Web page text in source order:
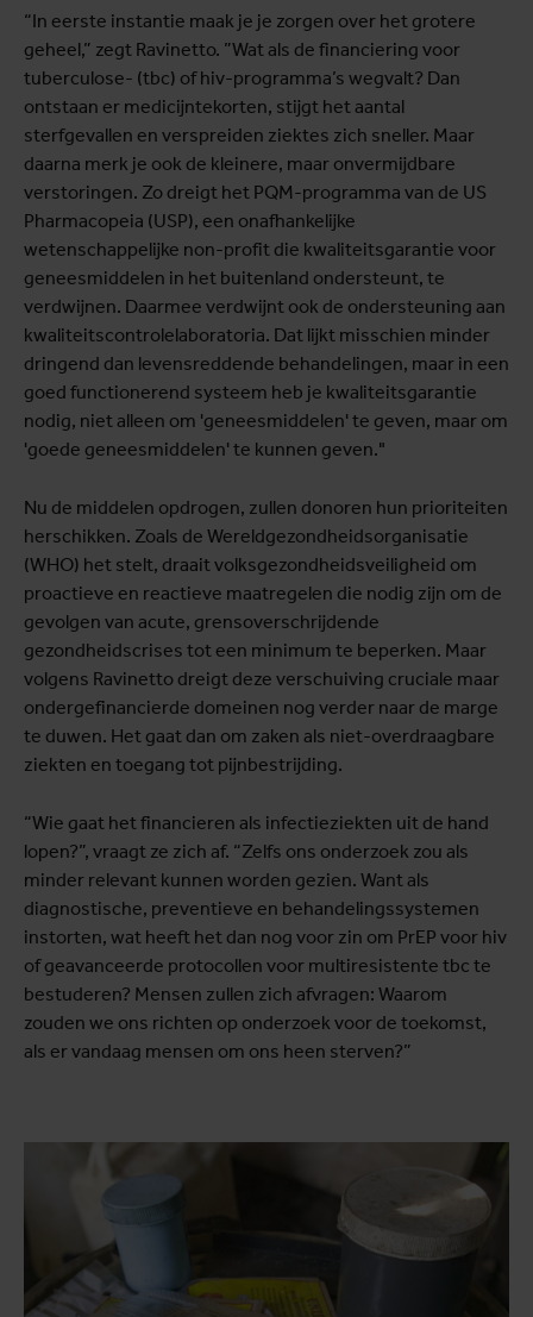
“In eerste instantie maak je je zorgen over het grotere
geheel,” zegt Ravinetto. ”Wat als de financiering voor
tuberculose- (tbc) of hiv-programma’s wegvalt? Dan
ontstaan er medicijntekorten, stijgt het aantal
sterfgevallen en verspreiden ziektes zich sneller. Maar
daarna merk je ook de kleinere, maar onvermijdbare
verstoringen. Zo dreigt het PQM-programma van de US
Pharmacopeia (USP), een onafhankelijke
wetenschappelijke non-profit die kwaliteitsgarantie voor
geneesmiddelen in het buitenland ondersteunt, te
verdwijnen. Daarmee verdwijnt ook de ondersteuning aan
kwaliteitscontrolelaboratoria. Dat lijkt misschien minder
dringend dan levensreddende behandelingen, maar in een
goed functionerend systeem heb je kwaliteitsgarantie
nodig, niet alleen om 'geneesmiddelen' te geven, maar om
'goede geneesmiddelen' te kunnen geven."
Nu de middelen opdrogen, zullen donoren hun prioriteiten
herschikken. Zoals de Wereldgezondheidsorganisatie
(WHO) het stelt, draait volksgezondheidsveiligheid om
proactieve en reactieve maatregelen die nodig zijn om de
gevolgen van acute, grensoverschrijdende
gezondheidscrises tot een minimum te beperken. Maar
volgens Ravinetto dreigt deze verschuiving cruciale maar
ondergefinancierde domeinen nog verder naar de marge
te duwen. Het gaat dan om zaken als niet-overdraagbare
ziekten en toegang tot pijnbestrijding.
“Wie gaat het financieren als infectieziekten uit de hand
lopen?”, vraagt ze zich af. “Zelfs ons onderzoek zou als
minder relevant kunnen worden gezien. Want als
diagnostische, preventieve en behandelingssystemen
instorten, wat heeft het dan nog voor zin om PrEP voor hiv
of geavanceerde protocollen voor multiresistente tbc te
bestuderen? Mensen zullen zich afvragen: Waarom
zouden we ons richten op onderzoek voor de toekomst,
als er vandaag mensen om ons heen sterven?”